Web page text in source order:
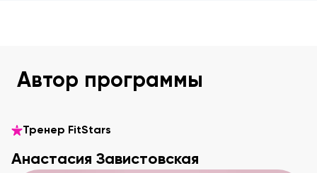
Автор программы
Тренер FitStars
Анастасия Завистовская